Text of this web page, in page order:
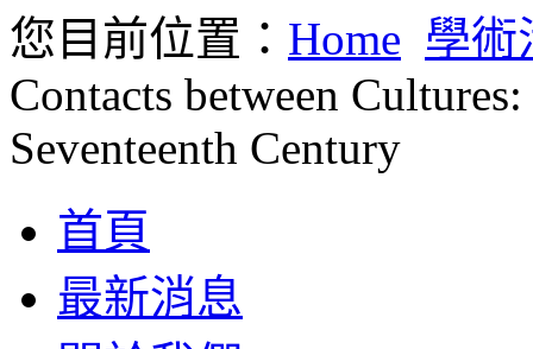
您目前位置： Home 學術
Contacts between
Seventeenth Century
首頁
最新消息